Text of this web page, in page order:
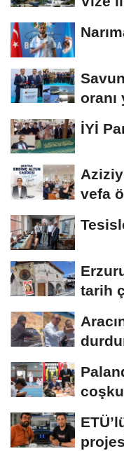
oranı
İYİ
vefa
tarih